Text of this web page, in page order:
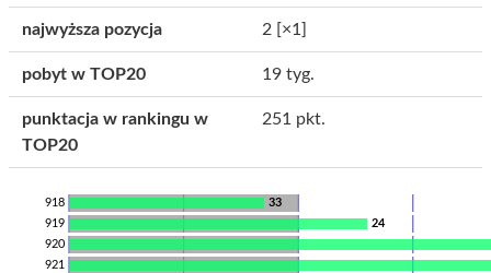
najwyższa pozycja 2 [×1]
pobyt w TOP20 19 tyg.
punktacja w rankingu w
TOP20
251 pkt.
33
918
24
919
920
921